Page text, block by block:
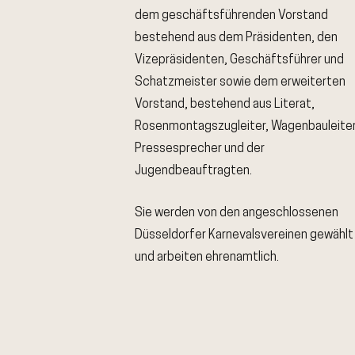
dem geschäftsführenden Vorstand
bestehend aus dem Präsidenten, den
Vizepräsidenten, Geschäftsführer und
Schatzmeister sowie dem erweiterten
Vorstand, bestehend aus Literat,
Rosenmontagszugleiter,
Pressesprecher und der
Jugendbeauftragten.
Sie werden von den angeschlossenen
Düsseldorfer Karnevalsvereinen gewählt
und arbeiten ehrenamtlich.